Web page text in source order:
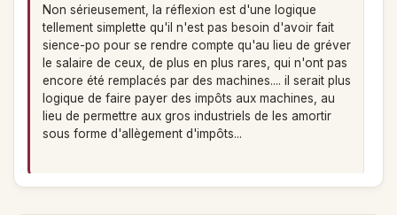
Non sérieusement, la réflexion est d'une logique
tellement simplette qu'il n'est pas besoin d'avoir fait
sience-po pour se rendre compte qu'au lieu de gréver
le salaire de ceux, de plus en plus rares, qui n'ont pas
encore été remplacés par des machines.... il serait plus
logique de faire payer des impôts aux machines, au
lieu de permettre aux gros industriels de les amortir
sous forme d'allègement d'impôts...